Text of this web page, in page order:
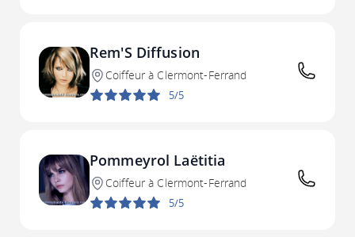
Rem'S Diffusion
Coiffeur à Clermont-Ferrand
5/5
Pommeyrol Laëtitia
Coiffeur à Clermont-Ferrand
5/5